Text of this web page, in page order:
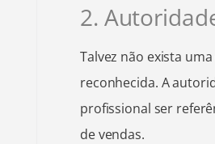
2.
Talvez não exista
reconhecida. A
profissional ser
de vendas.